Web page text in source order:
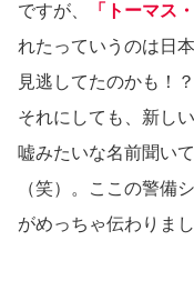
ですが、
「トーマス
れたっていうのは日
見逃してたのかも！？
それにしても、新し
嘘みたいな名前聞い
（笑）。ここの警備
がめっちゃ伝わりまし